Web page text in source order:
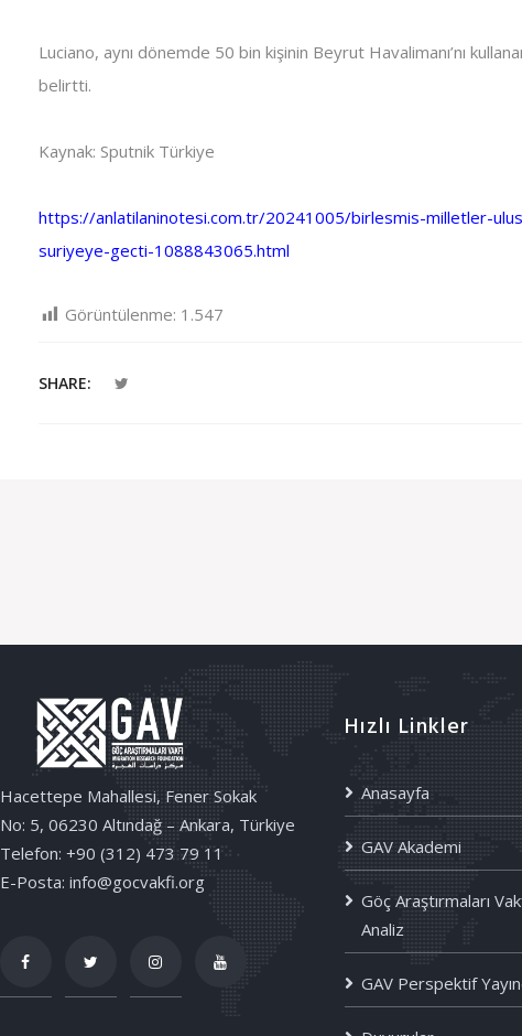
Luciano, aynı dönemde 50 bin kişinin Beyrut Havalimanı’nı
belirtti.
Kaynak: Sputnik Türkiye
https://anlatilaninotesi.com.tr/20241005/birlesmis-milletler-
suriyeye-gecti-1088843065.html
Görüntülenme: 1.547
SHARE:
Hacettepe Mahallesi, Fener Sokak
No: 5, 06230 Altındağ – Ankara, Türkiye
Telefon: +90 (312) 473 79 11
E-Posta: info@gocvakfi.org
Hızlı Linkler
Anasayfa
GAV Akademi
Göç Araştırmaları
Analiz
GAV Perspektif